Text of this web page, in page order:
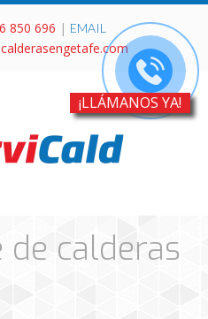
850 696 | EMAIL
de calderas
¡LLÁMANOS YA!